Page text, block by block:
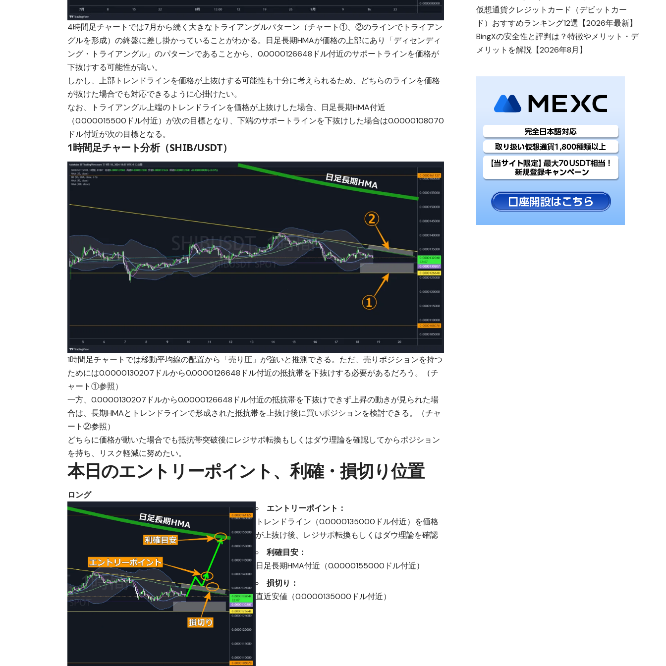
4時間足チャートでは7月から続く大きなトライアングルパターン（チャート①、②のラインでトライアン
グルを形成）の終盤に差し掛かっていることがわかる。日足長期HMAが価格の上部にあり「ディセンディ
ング・トライアングル」のパターンであることから、0.0000126648ドル付近のサポートラインを価格が
下抜けする可能性が高い。
しかし、上部トレンドラインを価格が上抜けする可能性も十分に考えられるため、どちらのラインを価格
が抜けた場合でも対応できるように心掛けたい。
なお、トライアングル上端のトレンドラインを価格が上抜けした場合、日足長期HMA付近
（0.000015500ドル付近）が次の目標となり、下端のサポートラインを下抜けした場合は0.0000108070
ドル付近が次の目標となる。
1時間足チャート分析（SHIB/USDT）
1時間足チャートでは移動平均線の配置から「売り圧」が強いと推測できる。ただ、売りポジションを持つ
ためには0.0000130207ドルから0.0000126648ドル付近の抵抗帯を下抜けする必要があるだろう。（チ
ャート①参照）
一方、0.0000130207ドルから0.0000126648ドル付近の抵抗帯を下抜けできず上昇の動きが見られた場
合は、長期HMAとトレンドラインで形成された抵抗帯を上抜け後に買いポジションを検討できる。（チャ
ート②参照）
どちらに価格が動いた場合でも抵抗帯突破後にレジサポ転換もしくはダウ理論を確認してからポジション
を持ち、リスク軽減に努めたい。
本日のエントリーポイント、利確・損切り位置
ロング
エントリーポイント：
トレンドライン（0.0000135000ドル付近）を価格
が上抜け後、レジサポ転換もしくはダウ理論を確認
利確目安：
日足長期HMA付近（0.0000155000ドル付近）
損切り：
直近安値（0.0000135000ドル付近）
仮想通貨クレジットカード（デビットカー
ド）おすすめランキング12選【2026年最新】
BingXの安全性と評判は？特徴やメリット・デ
メリットを解説【2026年8月】